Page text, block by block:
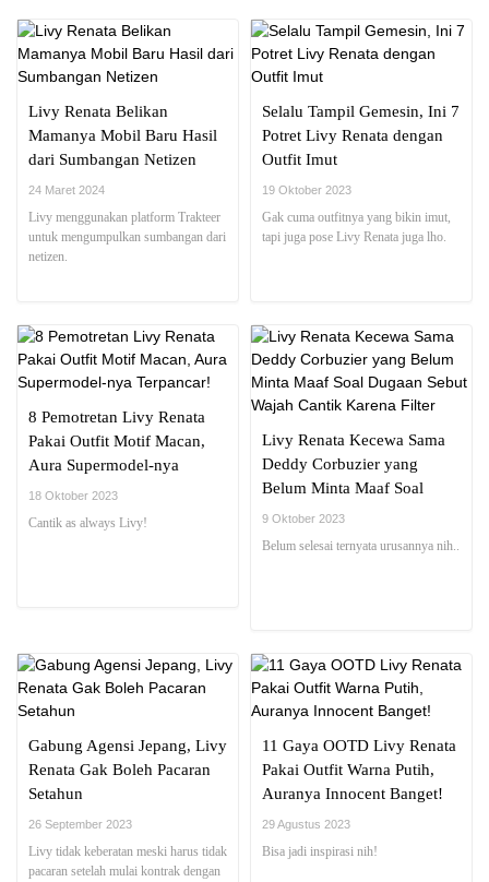
Livy Renata Belikan
Mamanya Mobil Baru Hasil
dari Sumbangan Netizen
24 Maret 2024
Livy menggunakan platform Trakteer
untuk mengumpulkan sumbangan dari
netizen.
Selalu Tampil Gemesin, Ini 7
Potret Livy Renata dengan
Outfit Imut
19 Oktober 2023
Gak cuma outfitnya yang bikin imut,
tapi juga pose Livy Renata juga lho.
8 Pemotretan Livy Renata
Pakai Outfit Motif Macan,
Aura Supermodel-nya
Terpancar!
18 Oktober 2023
Cantik as always Livy!
Livy Renata Kecewa Sama
Deddy Corbuzier yang
Belum Minta Maaf Soal
Dugaan Sebut Wajah Cantik
9 Oktober 2023
Belum selesai ternyata urusannya nih..
Gabung Agensi Jepang, Livy
Renata Gak Boleh Pacaran
Setahun
26 September 2023
Livy tidak keberatan meski harus tidak
pacaran setelah mulai kontrak dengan
11 Gaya OOTD Livy Renata
Pakai Outfit Warna Putih,
Auranya Innocent Banget!
29 Agustus 2023
Bisa jadi inspirasi nih!